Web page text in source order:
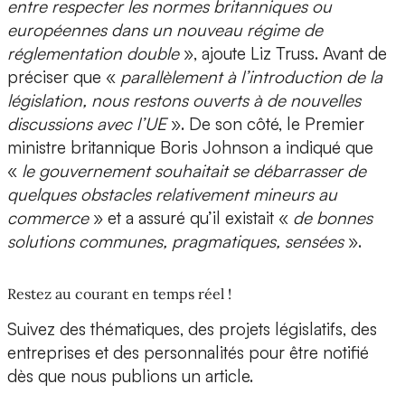
entre respecter les normes britanniques ou
européennes dans un nouveau régime de
réglementation double», ajoute Liz Truss. Avant de
préciser que « parallèlement à l’introduction de la
législation, nous restons ouverts à de nouvelles
discussions avec l’UE». De son côté, le Premier
ministre britannique Boris Johnson a indiqué que
« le gouvernement souhaitait se débarrasser de
quelques obstacles relativement mineurs au
commerce » et a assuré qu’il existait « de bonnes
solutions communes, pragmatiques, sensées».
Restez au courant en temps réel !
Suivez des thématiques, des projets législatifs, des
entreprises et des personnalités pour être notifié
dès que nous publions un article.